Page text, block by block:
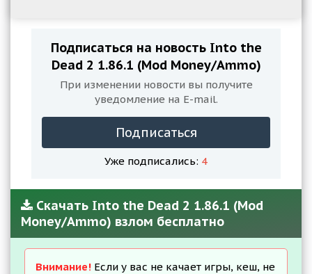
Подписаться на новость Into the
Dead 2 1.86.1 (Mod Money/Ammo)
При изменении новости вы получите
уведомление на E-mail.
Подписаться
Уже подписались: 4
Скачать Into the Dead 2 1.86.1 (Mod
Money/Ammo) взлом бесплатно
Внимание! Если у вас не качает игры, кеш, не